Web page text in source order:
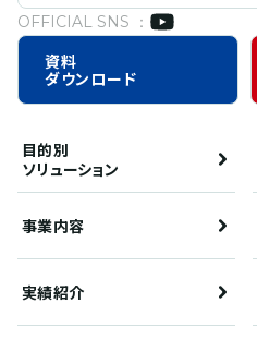
OFFICIAL SNS ：
資料
ダウンロード
目的別
ソリューション
事業内容
実績紹介